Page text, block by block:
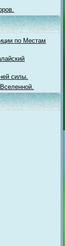
по Местам
силы.